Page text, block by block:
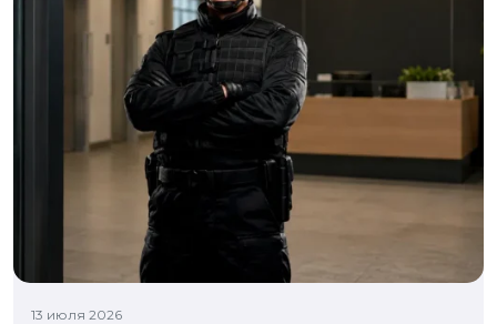
13 июля 2026